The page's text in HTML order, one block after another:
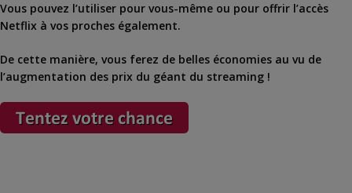
Vous pouvez l’utiliser pour vous-même ou pour offrir l’accès
Netflix à vos proches également.
De cette manière, vous ferez de belles économies au vu de
l’augmentation des prix du géant du streaming !